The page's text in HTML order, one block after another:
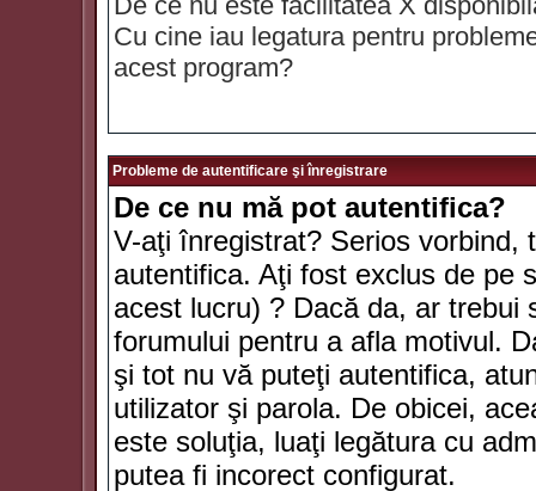
Cu cine iau legatura pentru
acest program?
Probleme de autentificare şi înregistrare
De ce nu mă pot autentifica?
V-aţi înregistrat? Serios vorbind,
autentifica. Aţi fost exclus de pe
acest lucru) ? Dacă da, ar trebui
forumului pentru a afla motivul.
şi tot nu vă puteţi autentifica,
utilizator şi parola. De obicei,
este soluţia, luaţi legătura cu
putea fi incorect configurat.